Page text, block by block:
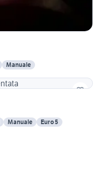
Manuale
Manuale Euro 5